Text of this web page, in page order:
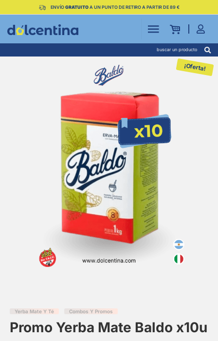
ENVÍOGRATUITOA UN PUNTO DE RETIRO A PARTIR DE 89 €
buscar un producto
¡Oferta!
Yerba Mate Y Té Combos Y Promos
Promo Yerba Mate Baldo x10u